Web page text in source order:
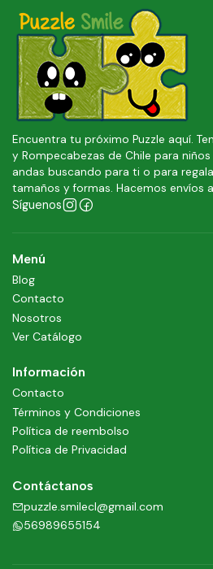
Encuentra tu próximo Puzzle aquí.
y Rompecabezas de Chile para
andas buscando para ti o para
tamaños y formas. Hacemos envíos
Síguenos
Menú
Blog
Contacto
Nosotros
Ver Catálogo
Información
Contacto
Términos y Condiciones
Política de reembolso
Política de Privacidad
Contáctanos
puzzle.smilecl@gmail.com
56989655154